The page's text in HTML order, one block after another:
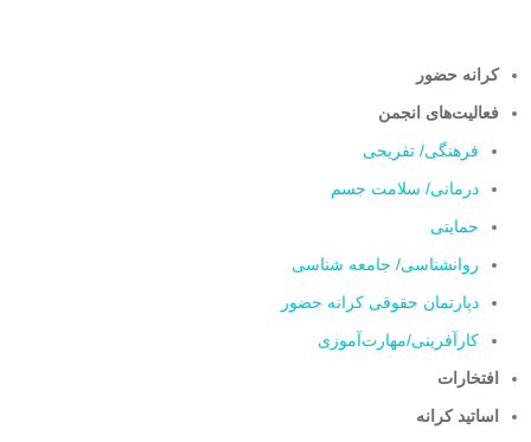
کرانه حضور
فعالیت‌های انجمن
فرهنگی/ تفریحی
درمانی/ سلامت جسم
حمایتی
روانشناسی/ جامعه شناسی
دپارتمان حقوقی کرانه حضور
کارآفرینی/مهارت‌آموزی
افتخارات
اساتید کرانه